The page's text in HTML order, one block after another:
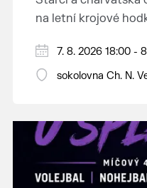
na letní krojové
PÁTEK 7. srpna
18:00 - ruční
14:00 - krojový
hostince “U Buvola”
16:00 - odpolední
21:00 - večerní
7. 8. 2026 18:00 -
sokolovna Ch. N.